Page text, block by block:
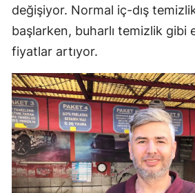
değişiyor. Normal iç-dış
başlarken, buharlı temizlik gibi
fiyatlar artıyor.